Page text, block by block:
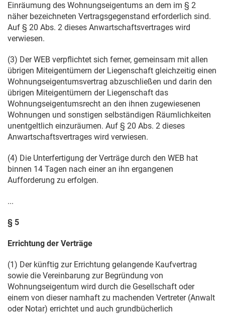
Einräumung des Wohnungseigentums an dem im § 2
näher bezeichneten Vertragsgegenstand erforderlich sind.
Auf § 20 Abs. 2 dieses Anwartschaftsvertrages wird
verwiesen.
(3) Der WEB verpflichtet sich ferner, gemeinsam mit allen
übrigen Miteigentümern der Liegenschaft gleichzeitig einen
Wohnungseigentumsvertrag abzuschließen und darin den
übrigen Miteigentümern der Liegenschaft das
Wohnungseigentumsrecht an den ihnen zugewiesenen
Wohnungen und sonstigen selbständigen Räumlichkeiten
unentgeltlich einzuräumen. Auf § 20 Abs. 2 dieses
Anwartschaftsvertrages wird verwiesen.
(4) Die Unterfertigung der Verträge durch den WEB hat
binnen 14 Tagen nach einer an ihn ergangenen
Aufforderung zu erfolgen.
...
§ 5
Errichtung der Verträge
(1) Der künftig zur Errichtung gelangende Kaufvertrag
sowie die Vereinbarung zur Begründung von
Wohnungseigentum wird durch die Gesellschaft oder
einem von dieser namhaft zu machenden Vertreter (Anwalt
oder Notar) errichtet und auch grundbücherlich